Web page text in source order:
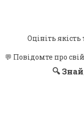
Оцініть
💬 Повідомте про
🔍